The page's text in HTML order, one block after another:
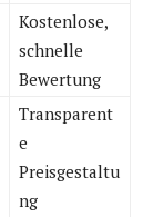
Kostenlose,
schnelle
Bewertung
Transparent
e
Preisgestaltu
ng